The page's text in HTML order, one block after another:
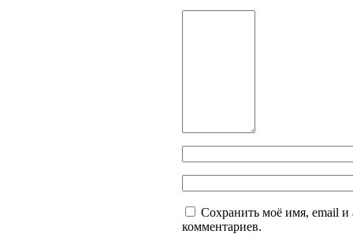
Сохранить моё имя, email и
комментариев.